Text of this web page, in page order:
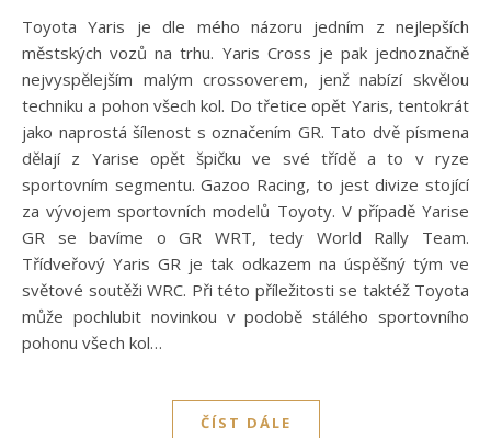
Toyota Yaris je dle mého názoru jedním z nejlepších
městských vozů na trhu. Yaris Cross je pak jednoznačně
nejvyspělejším malým crossoverem, jenž nabízí skvělou
techniku a pohon všech kol. Do třetice opět Yaris, tentokrát
jako naprostá šílenost s označením GR. Tato dvě písmena
dělají z Yarise opět špičku ve své třídě a to v ryze
sportovním segmentu. Gazoo Racing, to jest divize stojící
za vývojem sportovních modelů Toyoty. V případě Yarise
GR se bavíme o GR WRT, tedy World Rally Team.
Třídveřový Yaris GR je tak odkazem na úspěšný tým ve
světové soutěži WRC. Při této příležitosti se taktéž Toyota
může pochlubit novinkou v podobě stálého sportovního
pohonu všech kol…
ČÍST DÁLE